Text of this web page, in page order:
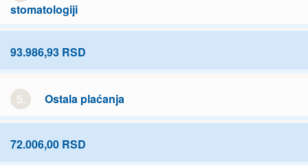
stomatologiji
93.986,93 RSD
5. Ostala plaćanja
72.006,00 RSD